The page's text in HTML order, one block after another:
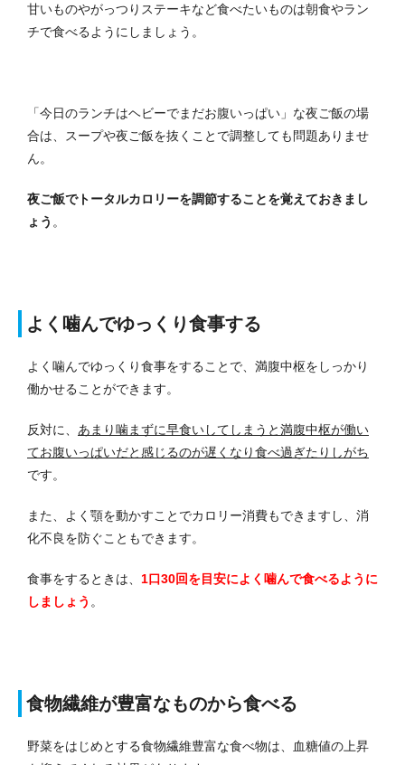
甘いものやがっつりステーキなど食べたいものは朝食やラン
チで食べるようにしましょう。
「今日のランチはヘビーでまだお腹いっぱい」な夜ご飯の場
合は、スープや夜ご飯を抜くことで調整しても問題ありませ
ん。
夜ご飯でトータルカロリーを調節することを覚えておきまし
ょう 。
よく噛んでゆっくり食事する
よく噛んでゆっくり食事をすることで、満腹中枢をしっかり
働かせることができます。
反対に、 あまり噛まずに早食いしてしまうと満腹中枢が働い
てお腹いっぱいだと感じるのが遅くなり食べ過ぎたりしがち
です。
また、よく顎を動かすことでカロリー消費もできますし、消
化不良を防ぐこともできます。
食事をするときは、 1口30回を目安によく噛んで食べるように
しましょう 。
食物繊維が豊富なものから食べる
野菜をはじめとする食物繊維豊富な食べ物は、血糖値の上昇